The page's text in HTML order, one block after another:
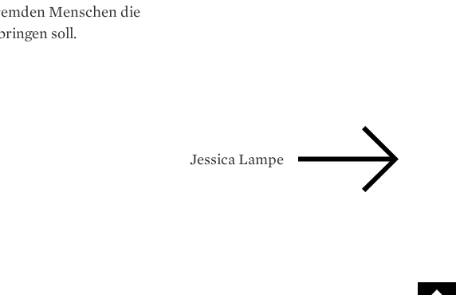
Menschen die
soll.
Jessica Lampe